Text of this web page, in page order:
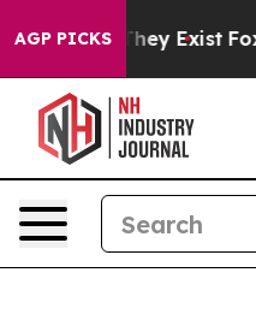
AGP PICKS
Proof They Exist Fox